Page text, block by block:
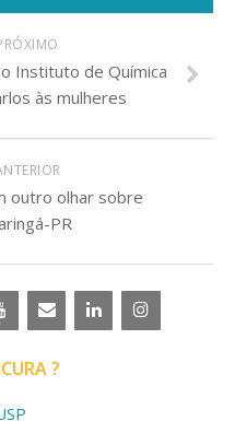
Instituto de Química
às mulheres
outro olhar sobre
PR
?